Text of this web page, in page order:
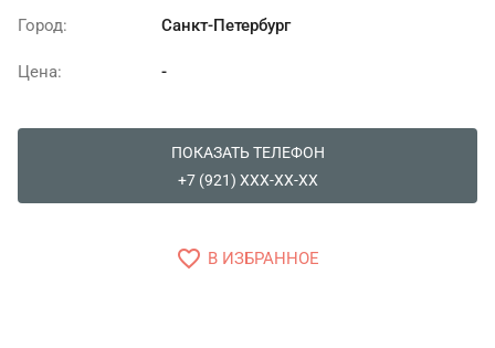
Город: Санкт-Петербург
Цена: -
ПОКАЗАТЬ ТЕЛЕФОН
+7 (921) XXX-XX-XX
favorite_border В ИЗБРАННОЕ